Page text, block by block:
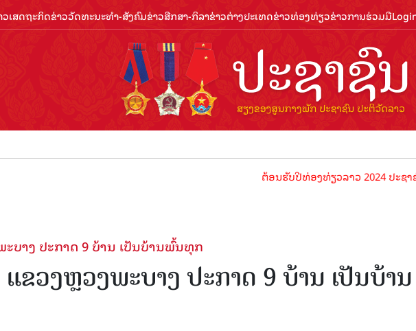
ວເສດຖະກິດຂ່າວວັດທະນະທຳ-ສັງຄົມຂ່າວສືກສາ-ກິລາຂ່າວຕ່າງປະເທດຂ່າວທ່ອງທ່ຽວຂ່າວການຮ່ວມມື
ຕ້ອນຮັບປີທ່ອງທ່ຽວລາວ 2024 ປະຊາຊົນລາ
ບາງ ປະກາດ 9 ບ້ານ ເປັນບ້ານພົ້ນທຸກ
ຂວງຫຼວງພະບາງ ປະກາດ 9 ບ້ານ ເປັນບ້ານ